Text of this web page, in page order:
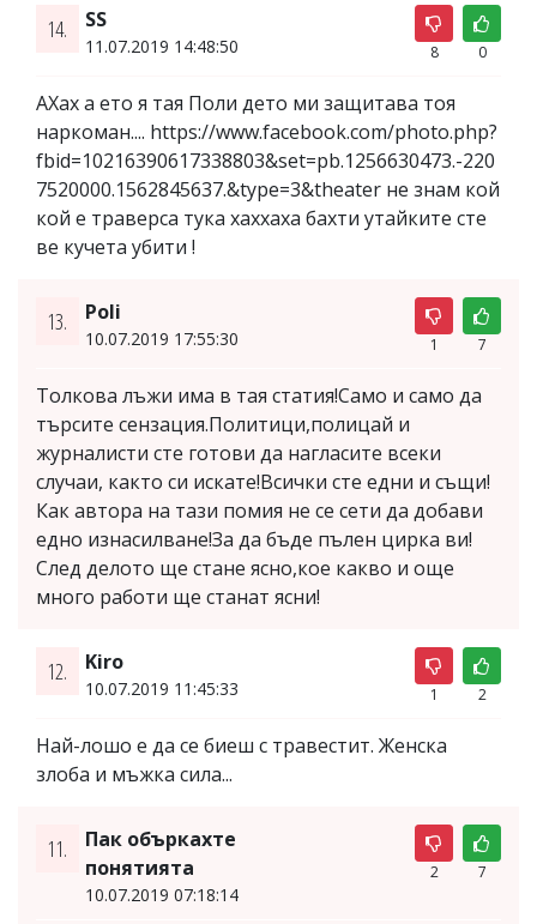
14. SS
11.07.2019 14:48:50 8 0
АХах а ето я тая Поли дето ми защитава тоя
наркоман.... https://www.facebook.com/photo.php?
fbid=10216390617338803&set=pb.1256630473.-220
7520000.1562845637.&type=3&theater не знам кой
кой е траверса тука хаххаха бахти утайките сте
ве кучета убити !
13. Poli
10.07.2019 17:55:30 1 7
Толкова лъжи има в тая статия!Само и само да
търсите сензация.Политици,полицай и
журналисти сте готови да нагласите всеки
случаи, както си искате!Всички сте едни и същи!
Как автора на тази помия не се сети да добави
едно изнасилване!За да бъде пълен цирка ви!
След делото ще стане ясно,кое какво и още
много работи ще станат ясни!
12. Kiro
10.07.2019 11:45:33 1 2
Най-лошо е да се биеш с трaвестит. Женска
злоба и мъжка сила...
11.
Пак объркахте
понятията
10.07.2019 07:18:14
2 7